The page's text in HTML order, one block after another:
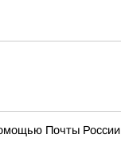
Почты России